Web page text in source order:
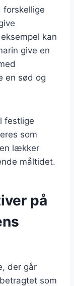
forskellige
kan
give en
en sød og
festlige
som
lækker
måltidet.
på
der går
som